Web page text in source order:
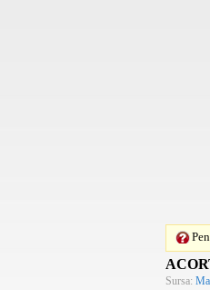
Sursa: